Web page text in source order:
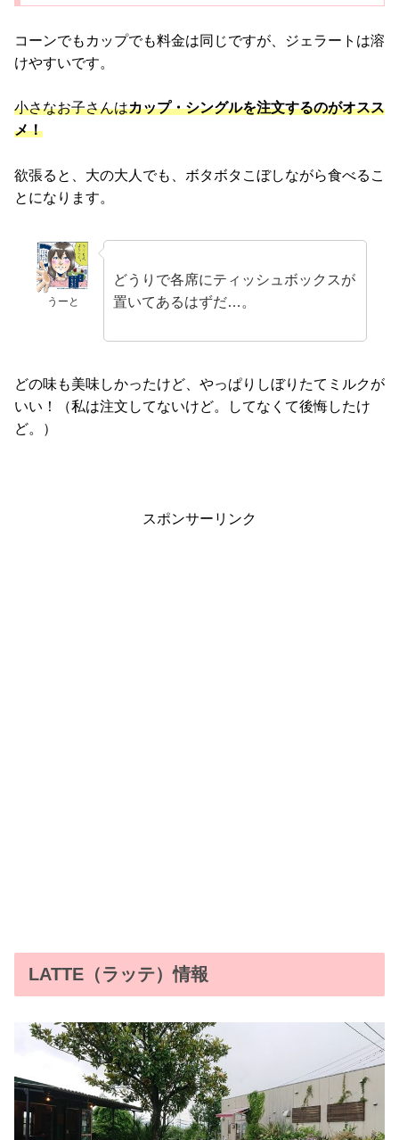
コーンでもカップでも料金は同じですが、ジェラートは溶
けやすいです。
小さなお子さんはカップ・シングルを注文するのがオスス
メ！
欲張ると、大の大人でも、ボタボタこぼしながら食べるこ
とになります。
うーと
どうりで各席にティッシュボックスが
置いてあるはずだ…。
どの味も美味しかったけど、やっぱりしぼりたてミルクが
いい！（私は注文してないけど。してなくて後悔したけ
ど。）
スポンサーリンク
LATTE（ラッテ）情報